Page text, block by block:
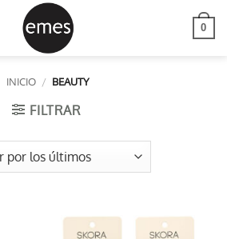
0
INICIO / BEAUTY
FILTRAR